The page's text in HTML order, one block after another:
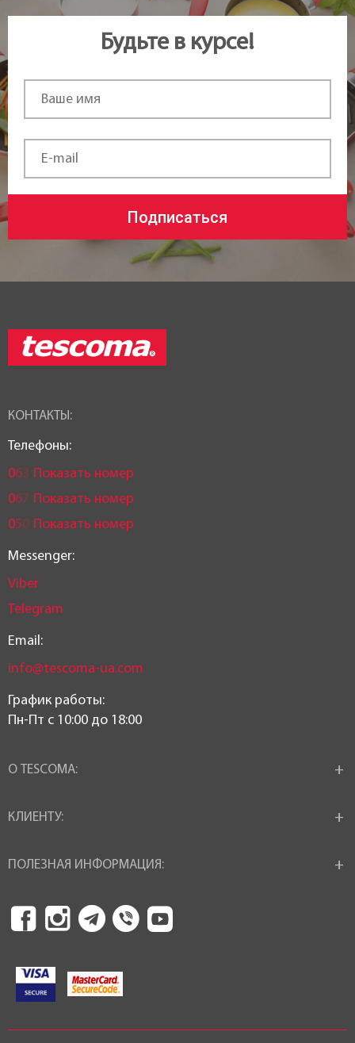
Будьте в курсе!
Подписаться
КОНТАКТЫ:
Телефоны:
063 Показать номер
067 Показать номер
050 Показать номер
Messenger:
Viber
Telegram
Email:
info@tescoma-ua.com
График работы:
Пн-Пт c 10:00 до 18:00
О TESCOMA:
КЛИЕНТУ:
ПОЛЕЗНАЯ ИНФОРМАЦИЯ: